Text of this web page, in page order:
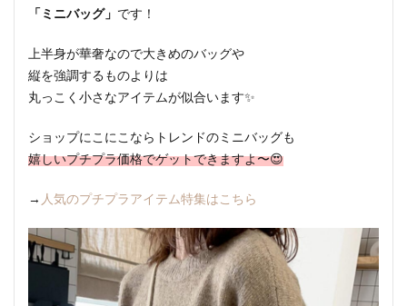
「ミニバッグ」 です！
上半身が華奢なので大きめのバッグや
縦を強調するものよりは
丸っこく小さなアイテムが似合います✨
ショップにこにこならトレンドのミニバッグも
嬉しいプチプラ価格でゲットできますよ〜😍
→ 人気のプチプラアイテム特集はこちら